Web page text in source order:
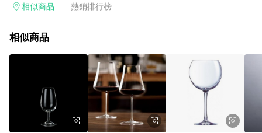
單，皆不在點數回饋範圍內。 3. 如購買以下類別商品，將無法獲
球嚴選、商城、專案商品、「草莓網」全館商品。 4. 如取消訂
回饋。 5. 點數回饋會扣除所有折扣優惠後之最終發票金額計算，
實際回饋請依LINE購物通知為主。 6. 訂單如有使用東森購物
ETMall站內之折扣優惠(包含但不限於東森幣、樂透金、東森現金
券等)，不具點數回饋資格。詳細請依東森購物ETMall之結帳頁面
顯示為準。 7. LINE購物設有「單一商品最高回饋點數」機制(特
殊活動時開放「回饋無上限」)，以同一訂單中同一商品不論件數
計算，並依訂單成立時間當下LINE購物所設定的回饋機制為準。
相似商品 熱銷排行榜
相似商品